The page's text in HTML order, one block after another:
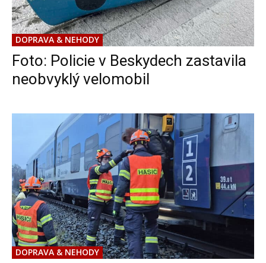
DOPRAVA & NEHODY
Foto: Policie v Beskydech zastavila
neobvyklý velomobil
DOPRAVA & NEHODY